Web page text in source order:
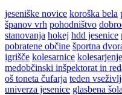
jeseniške novice koroška bela
španov vrh pohodništvo
stanovanja hokej hdd jesenice
pobratene občine športna
igrišče kolesarnice kolesarjenje
medobčinski inšpektorat in
oš toneta čufarja teden
univerza jesenice glasbena